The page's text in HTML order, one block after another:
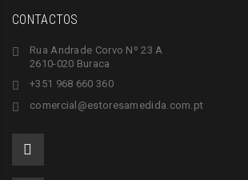
CONTACTOS
Rua Andrade Corvo Nº 23 A
2610-020 Buraca
+351 968 660 360
comercial@estoresamedida.com.pt